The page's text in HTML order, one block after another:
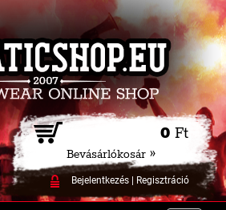
0 Ft
Bevásárlókosár »
Bejelentkezés| Regisztráció